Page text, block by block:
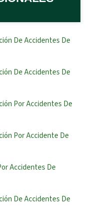
De Accidentes De
De Accidentes De
Por Accidentes De
Por Accidente De
Accidentes De
De Accidentes De